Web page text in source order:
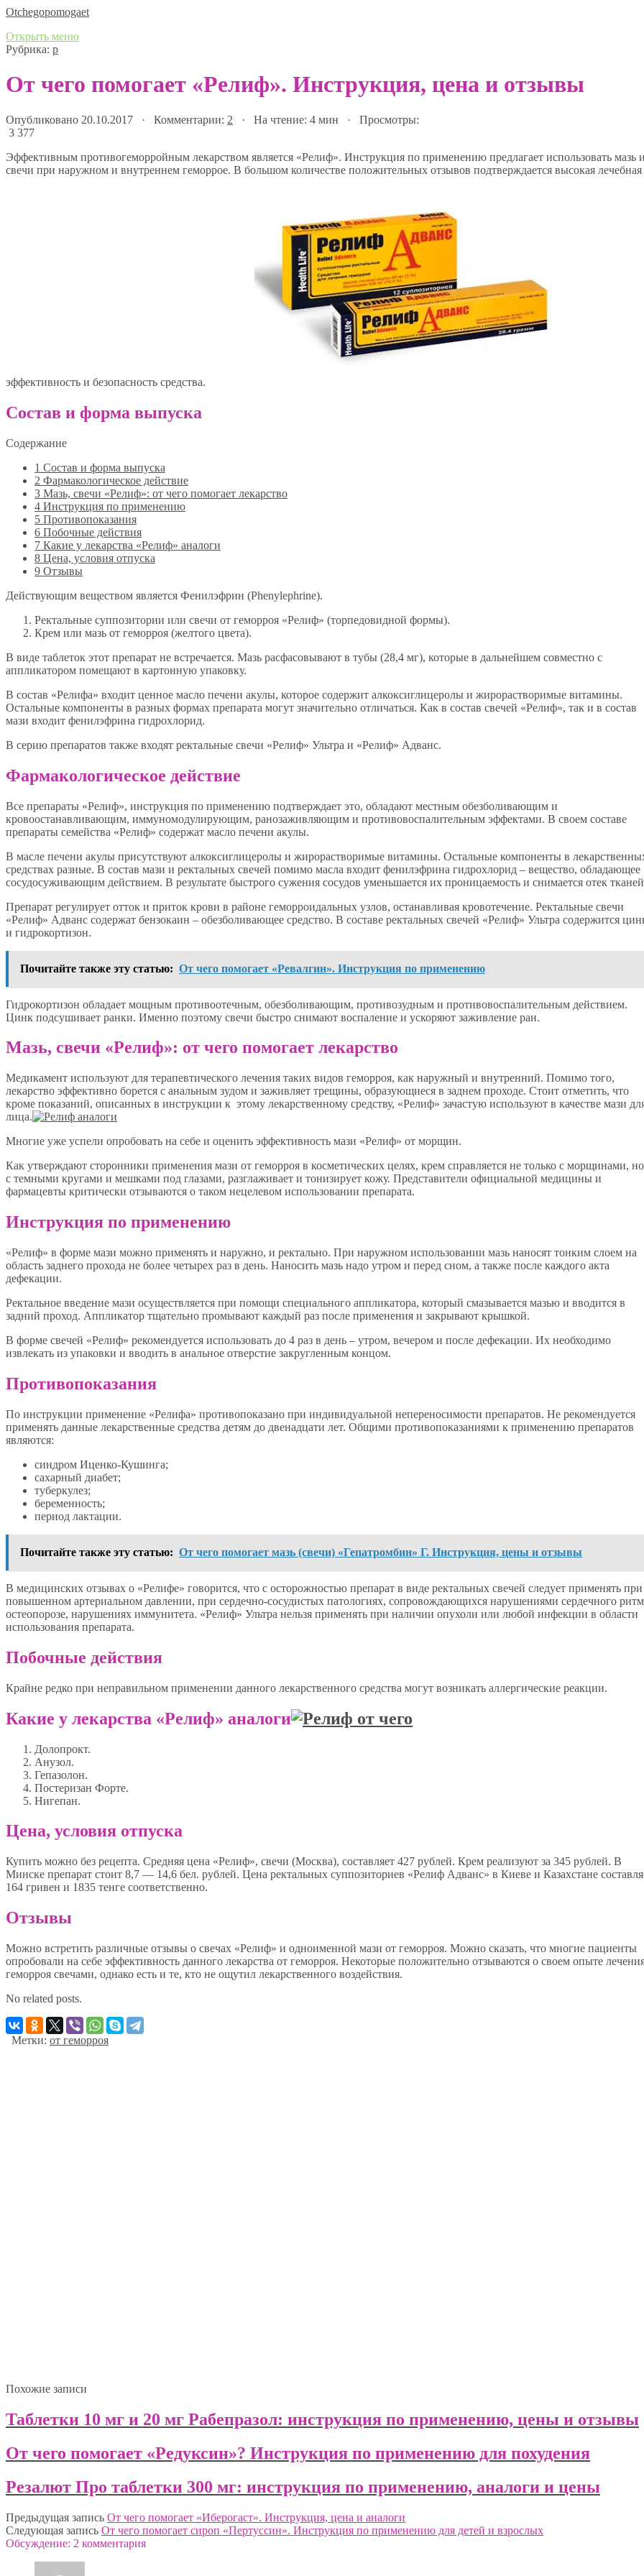
Оtchegopomogaet
Открыть меню
Рубрика: р
От чего помогает «Релиф». Инструкция, цена и отзывы
Опубликовано 20.10.2017 · Комментарии: 2 · На чтение: 4 мин · Просмотры:
3 377
Эффективным противогеморройным лекарством является «Релиф». Инструкция по применению предлагает использовать мазь
свечи при наружном и внутреннем геморрое. В большом количестве положительных отзывов подтверждается высокая лечебная
эффективность и безопасность средства.
Состав и форма выпуска
Содержание
1 Состав и форма выпуска
2 Фармакологическое действие
3 Мазь, свечи «Релиф»: от чего помогает лекарство
4 Инструкция по применению
5 Противопоказания
6 Побочные действия
7 Какие у лекарства «Релиф» аналоги
8 Цена, условия отпуска
9 Отзывы
Действующим веществом является Фенилэфрин (Phenylephrine).
Ректальные суппозитории или свечи от геморроя «Релиф» (торпедовидной формы).
Крем или мазь от геморроя (желтого цвета).
В виде таблеток этот препарат не встречается. Мазь расфасовывают в тубы (28,4 мг), которые в дальнейшем совместно с
аппликатором помещают в картонную упаковку.
В состав «Релифа» входит ценное масло печени акулы, которое содержит алкоксиглицеролы и жирорастворимые витамины.
Остальные компоненты в разных формах препарата могут значительно отличаться. Как в состав свечей «Релиф», так и в состав
мази входит фенилэфрина гидрохлорид.
В серию препаратов также входят ректальные свечи «Релиф» Ультра и «Релиф» Адванс.
Фармакологическое действие
Все препараты «Релиф», инструкция по применению подтверждает это, обладают местным обезболивающим и
кровоостанавливающим, иммуномодулирующим, ранозаживляющим и противовоспалительным эффектами. В своем составе
препараты семейства «Релиф» содержат масло печени акулы.
В масле печени акулы присутствуют алкоксиглицеролы и жирорастворимые витамины. Остальные компоненты в
средствах разные. В состав мази и ректальных свечей помимо масла входит фенилэфрина гидрохлорид – вещество, обладающее
сосудосуживающим действием. В результате быстрого сужения сосудов уменьшается их проницаемость и снимается отек
Препарат регулирует отток и приток крови в районе геморроидальных узлов, останавливая кровотечение. Ректальные свечи
«Релиф» Адванс содержат бензокаин – обезболивающее средство. В составе ректальных свечей «Релиф» Ультра содержится
и гидрокортизон.
Почитайте также эту статью: От чего помогает «Ревалгин». Инструкция по применению
Гидрокортизон обладает мощным противоотечным, обезболивающим, противозудным и противовоспалительным действием.
Цинк подсушивает ранки. Именно поэтому свечи быстро снимают воспаление и ускоряют заживление ран.
Мазь, свечи «Релиф»: от чего помогает лекарство
Медикамент используют для терапевтического лечения таких видов геморроя, как наружный и внутренний. Помимо того,
лекарство эффективно борется с анальным зудом и заживляет трещины, образующиеся в заднем проходе. Стоит отметить, что
кроме показаний, описанных в инструкции к этому лекарственному средству, «Релиф» зачастую используют в качестве мази
лица.
Многие уже успели опробовать на себе и оценить эффективность мази «Релиф» от морщин.
Как утверждают сторонники применения мази от геморроя в косметических целях, крем справляется не только с морщинами,
с темными кругами и мешками под глазами, разглаживает и тонизирует кожу. Представители официальной медицины и
фармацевты критически отзываются о таком нецелевом использовании препарата.
Инструкция по применению
«Релиф» в форме мази можно применять и наружно, и ректально. При наружном использовании мазь наносят тонким слоем на
область заднего прохода не более четырех раз в день. Наносить мазь надо утром и перед сном, а также после каждого акта
дефекации.
Ректальное введение мази осуществляется при помощи специального аппликатора, который смазывается мазью и вводится в
задний проход. Аппликатор тщательно промывают каждый раз после применения и закрывают крышкой.
В форме свечей «Релиф» рекомендуется использовать до 4 раз в день – утром, вечером и после дефекации. Их необходимо
извлекать из упаковки и вводить в анальное отверстие закругленным концом.
Противопоказания
По инструкции применение «Релифа» противопоказано при индивидуальной непереносимости препаратов. Не рекомендуется
применять данные лекарственные средства детям до двенадцати лет. Общими противопоказаниями к применению препаратов
являются:
синдром Иценко-Кушинга;
сахарный диабет;
туберкулез;
беременность;
период лактации.
Почитайте также эту статью: От чего помогает мазь (свечи) «Гепатромбин» Г. Инструкция, цены и отзывы
В медицинских отзывах о «Релифе» говорится, что с осторожностью препарат в виде ректальных свечей следует применять при
повышенном артериальном давлении, при сердечно-сосудистых патологиях, сопровождающихся нарушениями сердечного
остеопорозе, нарушениях иммунитета. «Релиф» Ультра нельзя применять при наличии опухоли или любой инфекции в области
использования препарата.
Побочные действия
Крайне редко при неправильном применении данного лекарственного средства могут возникать аллергические реакции.
Какие у лекарства «Релиф» аналоги
Долопрокт.
Анузол.
Гепазолон.
Постеризан Форте.
Нигепан.
Цена, условия отпуска
Купить можно без рецепта. Средняя цена «Релиф», свечи (Москва), составляет 427 рублей. Крем реализуют за 345 рублей. В
Минске препарат стоит 8,7 — 14,6 бел. рублей. Цена ректальных суппозиториев «Релиф Адванс» в Киеве и Казахстане
164 гривен и 1835 тенге соответственно.
Отзывы
Можно встретить различные отзывы о свечах «Релиф» и одноименной мази от геморроя. Можно сказать, что многие пациенты
опробовали на себе эффективность данного лекарства от геморроя. Некоторые положительно отзываются о своем опыте
геморроя свечами, однако есть и те, кто не ощутил лекарственного воздействия.
No related posts.
Метки: от геморроя
Похожие записи
Таблетки 10 мг и 20 мг Рабепразол: инструкция по применению, цены и отзывы
От чего помогает «Редуксин»? Инструкция по применению для похудения
Резалют Про таблетки 300 мг: инструкция по применению, аналоги и цены
Предыдущая запись От чего помогает «Иберогаст». Инструкция, цена и аналоги
Следующая запись От чего помогает сироп «Пертуссин». Инструкция по применению для детей и взрослых
Обсуждение: 2 комментария